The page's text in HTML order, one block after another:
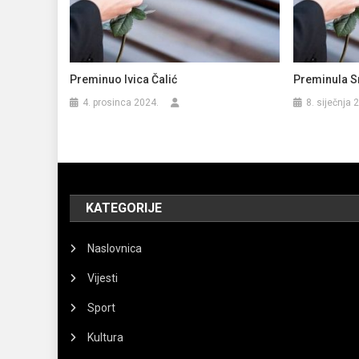
Preminuo Ivica Čalić
4. prosinca 2024.
Preminula
8. siječnja
KATEGORIJE
Naslovnica
Vijesti
Sport
Kultura